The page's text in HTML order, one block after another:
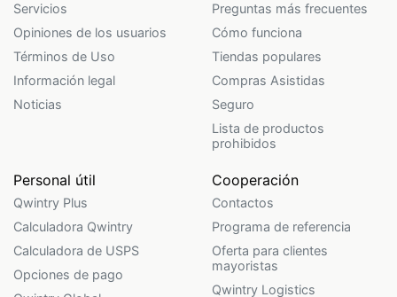
Servicios
Opiniones de los usuarios
Términos de Uso
Información legal
Noticias
Preguntas más frecuentes
Cómo funciona
Tiendas populares
Compras Asistidas
Seguro
Lista de productos
prohibidos
Personal útil
Qwintry Plus
Calculadora Qwintry
Calculadora de USPS
Opciones de pago
Cooperación
Contactos
Programa de referencia
Oferta para clientes
mayoristas
Qwintry Logistics